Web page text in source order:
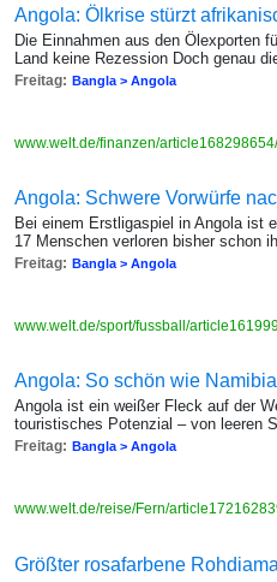
Angola: Ölkrise stürzt
Die Einnahmen aus den Ölexporten
Land keine Rezession Doch genau
Freitag: Bangla > Angola
www.welt.de/finanzen/
Angola: Schwere Vorwürfe
Bei einem Erstligaspiel in Angola ist
17 Menschen verloren bisher schon
Freitag: Bangla > Angola
www.welt.de/sport/fussball/
Angola: So schön wie
Angola ist ein weißer Fleck auf der
touristisches Potenzial – von leeren
Freitag: Bangla > Angola
www.welt.de/reise/Fern/
Größter rosafarbene